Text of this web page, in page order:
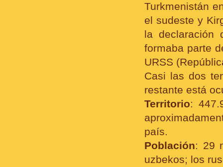
Turkmenistán
el sudeste y
la declaración
formaba parte
URSS
Casi las dos
restante está
Territorio:
país.
Población: 29
uzbekos; los